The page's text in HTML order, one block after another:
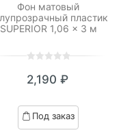
Фон матовый
пластик
SUPERIOR 1,06 x 3 м
out
based
on
2,190 ₽
Под заказ